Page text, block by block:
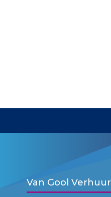
Van Gool Verhuur